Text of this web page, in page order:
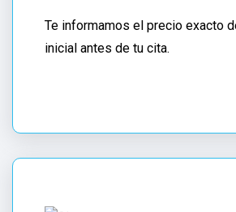
en
Cuauhtémoc
costos
transparentes,
al
Te informamos el precio exacto
inicial antes de tu cita.